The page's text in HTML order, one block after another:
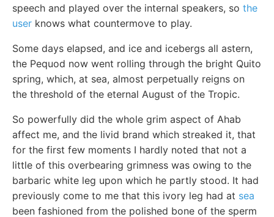
speech and played over the internal speakers, so the
user knows what countermove to play.
Some days elapsed, and ice and icebergs all astern,
the Pequod now went rolling through the bright Quito
spring, which, at sea, almost perpetually reigns on
the threshold of the eternal August of the Tropic.
So powerfully did the whole grim aspect of Ahab
affect me, and the livid brand which streaked it, that
for the first few moments I hardly noted that not a
little of this overbearing grimness was owing to the
barbaric white leg upon which he partly stood. It had
previously come to me that this ivory leg had at sea
been fashioned from the polished bone of the sperm